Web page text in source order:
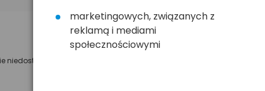
niedostępny
Powiadom mnie o dostępności
marketingowych, związanych z
reklamą i mediami
społecznościowymi